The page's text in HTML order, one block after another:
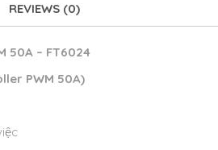
REVIEWS (0)
50A – FT6024
PWM 50A)